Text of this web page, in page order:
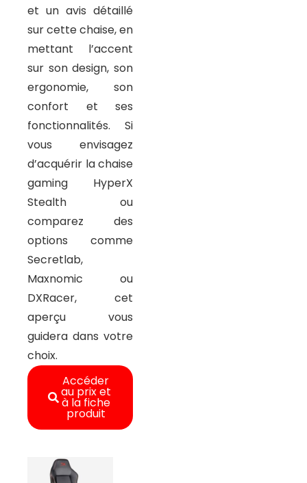
et un avis détaillé
sur cette chaise, en
mettant l’accent
sur son design, son
ergonomie, son
confort et ses
fonctionnalités. Si
vous envisagez
d’acquérir la chaise
gaming HyperX
Stealth ou
comparez des
options comme
Secretlab,
Maxnomic ou
DXRacer, cet
aperçu vous
guidera dans votre
choix.
Accéder
au prix et
à la fiche
produit